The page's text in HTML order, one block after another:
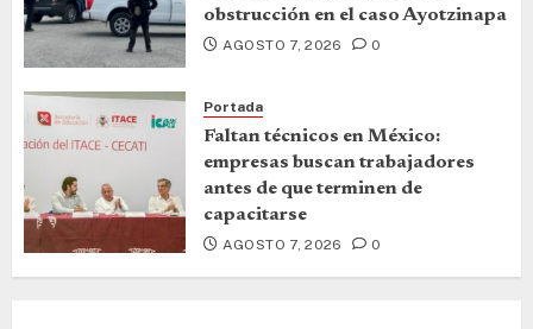
obstrucción en el caso Ayotzinapa
AGOSTO 7, 2026 0
Portada
Faltan técnicos en México:
empresas buscan trabajadores
antes de que terminen de
capacitarse
AGOSTO 7, 2026 0